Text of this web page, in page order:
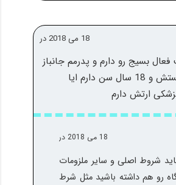
18 می 2018 در
بسیج رو دارم و پدرمم جانباز
و ازاده 30 درصد هستش و 18 سال سن دارم ایا
ارتش دارم
18 می 2018 در
شروط اصلی و سایر ملزومات
رو هم داشته باشید مثل شرط